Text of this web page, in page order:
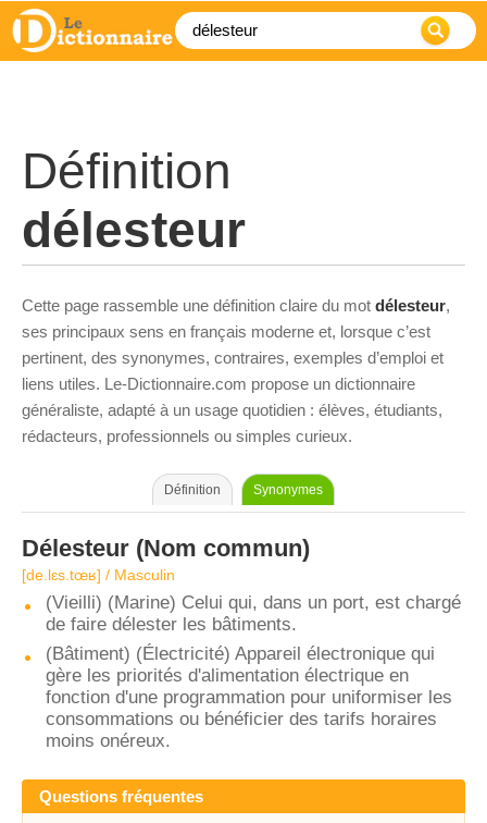
Définition
délesteur
Cette page rassemble une définition claire du mot délesteur,
ses principaux sens en français moderne et, lorsque c’est
pertinent, des synonymes, contraires, exemples d’emploi et
liens utiles. Le-Dictionnaire.com propose un dictionnaire
généraliste, adapté à un usage quotidien : élèves, étudiants,
rédacteurs, professionnels ou simples curieux.
Définition Synonymes
Délesteur (Nom commun)
[de.lɛs.tœʁ] / Masculin
(Vieilli) (Marine) Celui qui, dans un port, est chargé
de faire délester les bâtiments.
(Bâtiment) (Électricité) Appareil électronique qui
gère les priorités d'alimentation électrique en
fonction d'une programmation pour uniformiser les
consommations ou bénéficier des tarifs horaires
moins onéreux.
Questions fréquentes